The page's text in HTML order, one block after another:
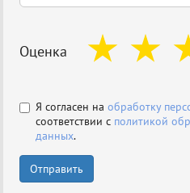
Оценка
Я согласен на обработку
соответствии с политикой
данных.
Отправить